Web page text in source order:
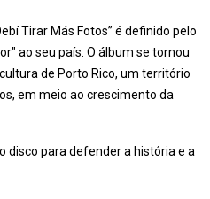
Tirar Más Fotos” é definido pelo
ao seu país. O álbum se tornou
de Porto Rico, um território
em meio ao crescimento da
disco para defender a história e a